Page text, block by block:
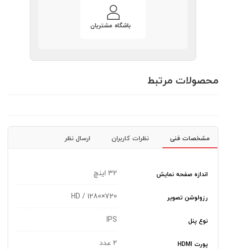
باشگاه مشتریان
محصولات مرتبط
مشخصات فنی نظرات کاربران ارسال نظر
اندازه صفحه نمایش 32 اینچ
رزولوشن تصویر 720×1280 / HD
نوع پنل IPS
پورت HDMI 2 عدد